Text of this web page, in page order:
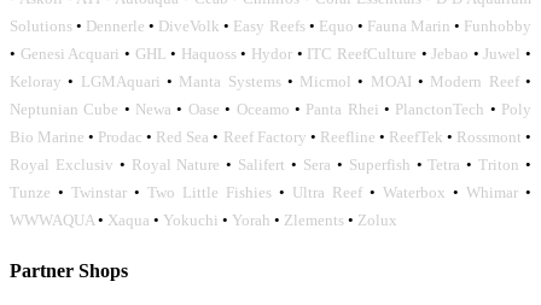
Solutions • Dennerle • DiveVolk • Easy Reefs• Equo • Fauna Marin • Funhobby
• Genesi Acquari • GHL • Haquoss• Hydor • ITC ReefCulture •Jebao •Juwel •
Keloray • LGMAquari • Manta Systems• Micmol • MOAI • Modern Reef•
Neptunian Cube • Newa • Oase • Oceamo • Panta Rhei • PlanctonTech • Poly
Bio Marine • Prodac • Red Sea • Reef Factory • Reefline • ReefTek • Rossmont •
Royal Exclusiv • Royal Nature • Salifert • Sera • Superfish •Tetra •Triton •
Tunze • Twinstar • Two Little Fishies • Ultra Reef • Waterbox • Whimar •
WWWAQUA• Xaqua • Yokuchi • Yorah • Zlements • Zolux
Partner Shops